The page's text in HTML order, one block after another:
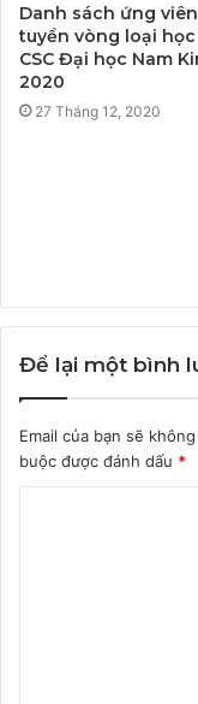
Danh sách ứng
tuyển vòng loại
CSC Đại học Nam
2020
27 Tháng 12, 2020
Để lại một bình
Email của bạn sẽ
buộc được đánh dấu *